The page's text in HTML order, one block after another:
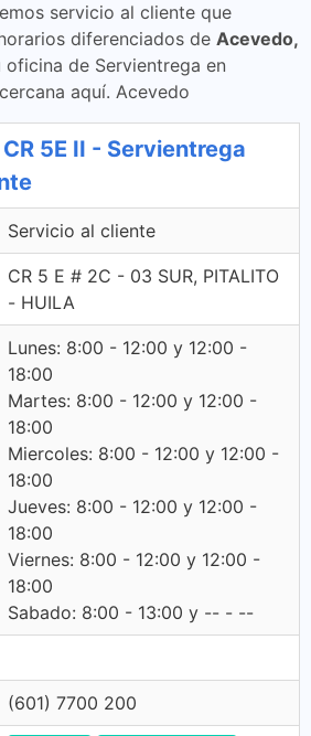
servicio al cliente que
diferenciados de Acevedo,
oficina de Servientrega en
aquí. Acevedo
CR 5E II - Servientrega
Servicio al cliente
CR 5 E # 2C - 03 SUR, PITALITO
- HUILA
Lunes: 8:00 - 12:00 y 12:00 -
18:00
Martes: 8:00 - 12:00 y 12:00 -
18:00
Miercoles: 8:00 - 12:00 y 12:00 -
18:00
Jueves: 8:00 - 12:00 y 12:00 -
18:00
Viernes: 8:00 - 12:00 y 12:00 -
18:00
Sabado: 8:00 - 13:00 y -- - --
(601) 7700 200